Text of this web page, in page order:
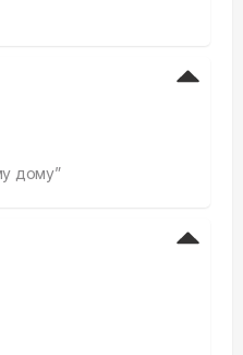
дому”